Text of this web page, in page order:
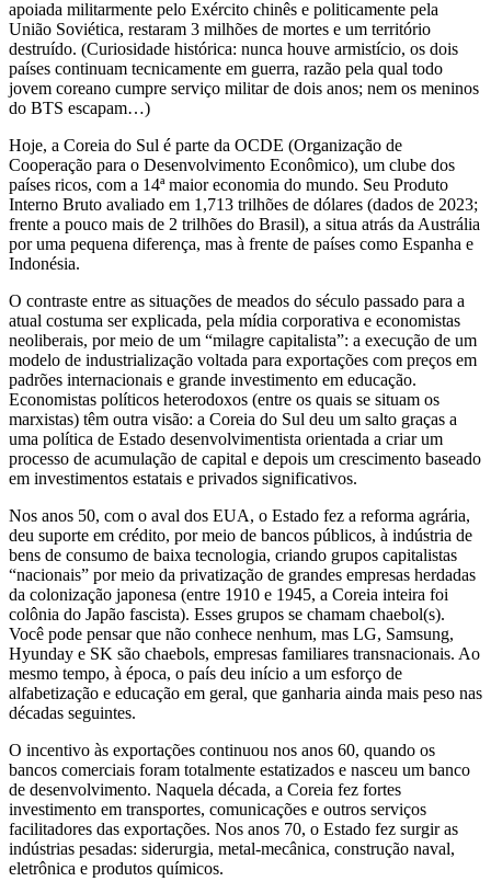
apoiada militarmente pelo Exército chinês e politicamente pela
União Soviética, restaram 3 milhões de mortes e um território
destruído. (Curiosidade histórica: nunca houve armistício, os dois
países continuam tecnicamente em guerra, razão pela qual todo
jovem coreano cumpre serviço militar de dois anos; nem os meninos
do BTS escapam…)
Hoje, a Coreia do Sul é parte da OCDE (Organização de
Cooperação para o Desenvolvimento Econômico), um clube dos
países ricos, com a 14ª maior economia do mundo. Seu Produto
Interno Bruto avaliado em 1,713 trilhões de dólares (dados de 2023;
frente a pouco mais de 2 trilhões do Brasil), a situa atrás da Austrália
por uma pequena diferença, mas à frente de países como Espanha e
Indonésia.
O contraste entre as situações de meados do século passado para a
atual costuma ser explicada, pela mídia corporativa e economistas
neoliberais, por meio de um “milagre capitalista”: a execução de um
modelo de industrialização voltada para exportações com preços em
padrões internacionais e grande investimento em educação.
Economistas políticos heterodoxos (entre os quais se situam os
marxistas) têm outra visão: a Coreia do Sul deu um salto graças a
uma política de Estado desenvolvimentista orientada a criar um
processo de acumulação de capital e depois um crescimento baseado
em investimentos estatais e privados significativos.
Nos anos 50, com o aval dos EUA, o Estado fez a reforma agrária,
deu suporte em crédito, por meio de bancos públicos, à indústria de
bens de consumo de baixa tecnologia, criando grupos capitalistas
“nacionais” por meio da privatização de grandes empresas herdadas
da colonização japonesa (entre 1910 e 1945, a Coreia inteira foi
colônia do Japão fascista). Esses grupos se chamam chaebol(s).
Você pode pensar que não conhece nenhum, mas LG, Samsung,
Hyunday e SK são chaebols, empresas familiares transnacionais. Ao
mesmo tempo, à época, o país deu início a um esforço de
alfabetização e educação em geral, que ganharia ainda mais peso nas
décadas seguintes.
O incentivo às exportações continuou nos anos 60, quando os
bancos comerciais foram totalmente estatizados e nasceu um banco
de desenvolvimento. Naquela década, a Coreia fez fortes
investimento em transportes, comunicações e outros serviços
facilitadores das exportações. Nos anos 70, o Estado fez surgir as
indústrias pesadas: siderurgia, metal-mecânica, construção naval,
eletrônica e produtos químicos.